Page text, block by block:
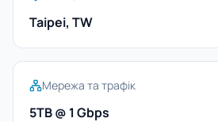
Taipei, TW
Мережа та трафік
5TB @ 1 Gbps